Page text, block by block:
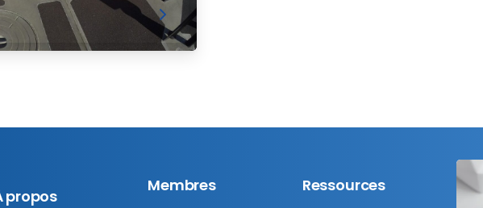
propos
Membres Ressources